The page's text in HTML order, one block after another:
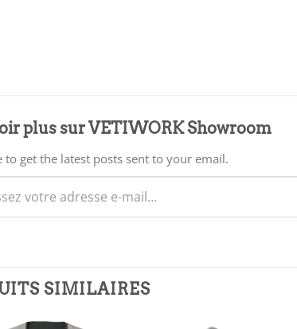
plus sur VETIWORK Showroom
to get the latest posts sent to your email.
SIMILAIRES